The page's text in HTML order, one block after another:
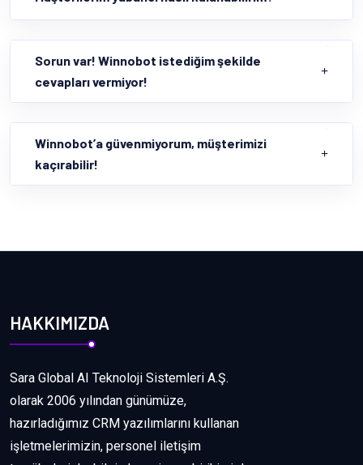
Sorun var! Winnobot istediğim şekilde
cevapları vermiyor!
Winnobot’a güvenmiyorum, müşterimizi
kaçırabilir!
HAKKIMIZDA
Sara Global AI Teknoloji Sistemleri A.Ş.
olarak 2006 yılından günümüze,
hazırladığımız CRM yazılımlarını kullanan
işletmelerimizin, personel iletişim